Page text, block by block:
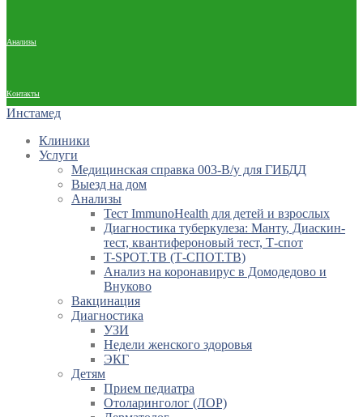
Анализы
Контакты
Инстамед
Клиники
Услуги
Медицинская справка 003-В/у для ГИБДД
Выезд на дом
Анализы
Тест ImmunoHealth для детей и взрослых
Диагностика туберкулеза: Манту, Диаскин-
тест, квантифероновый тест, Т-спот
T-SPOT.TB (Т-СПОТ.ТВ)
Анализ на коронавирус в Домодедово и
Внуково
Вакцинация
Диагностика
УЗИ
Недели женского здоровья
ЭКГ
Детям
Прием педиатра
Отоларинголог (ЛОР)